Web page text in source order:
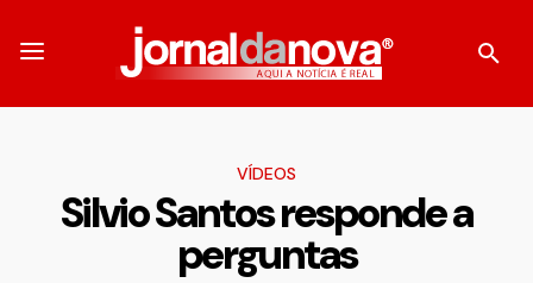
VÍDEOS
Silvio Santos responde a
perguntas